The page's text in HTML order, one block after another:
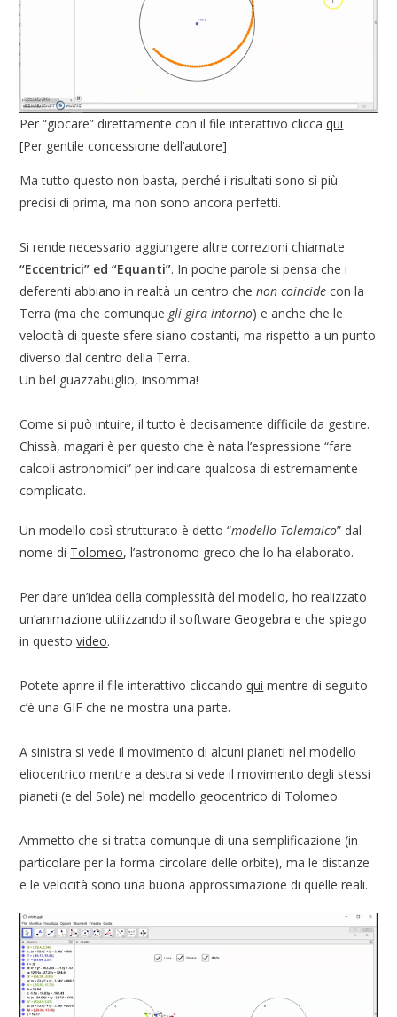
Per “giocare” direttamente con il file interattivo cliccaqui
[Per gentile concessione dell’autore]
Ma tutto questo non basta, perché i risultati sono sì più
precisi di prima, ma non sono ancora perfetti.
Si rende necessario aggiungere altre correzioni chiamate
“Eccentrici” ed “Equanti”. In poche parole si pensa che i
deferenti abbiano in realtà un centro chenon coincidecon la
Terra (ma che comunque gli gira intorno) e anche che le
velocità di queste sfere siano costanti, ma rispetto a un punto
diverso dal centro della Terra.
Un bel guazzabuglio, insomma!
Come si può intuire, il tutto è decisamente difficile da gestire.
Chissà, magari è per questo che è nata l’espressione “fare
calcoli astronomici” per indicare qualcosa di estremamente
complicato.
Un modello così strutturato è detto “modello Tolemaico” dal
nome di Tolomeo, l’astronomo greco che lo ha elaborato.
Per dare un’idea della complessità del modello, ho realizzato
un’animazione utilizzando il softwareGeogebra e che spiego
in questovideo.
Potete aprire il file interattivo cliccandoqui mentre di seguito
c’è una GIF che ne mostra una parte.
A sinistra si vede il movimento di alcuni pianeti nel modello
eliocentrico mentre a destra si vede il movimento degli stessi
pianeti (e del Sole) nel modello geocentrico di Tolomeo.
Ammetto che si tratta comunque di una semplificazione (in
particolare per la forma circolare delle orbite), ma le distanze
e le velocità sono una buona approssimazione di quelle reali.